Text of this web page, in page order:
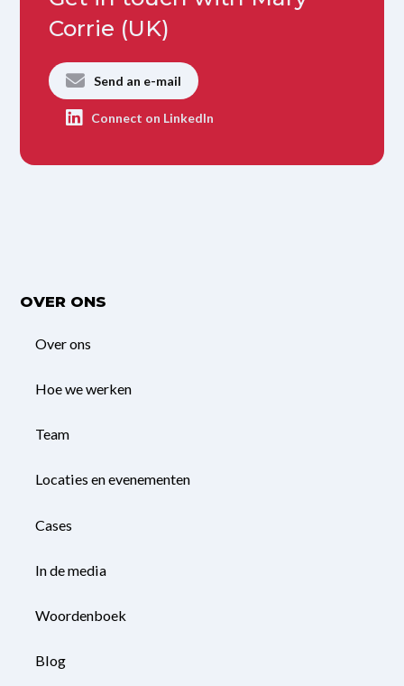
Corrie (UK)
Send an e-mail
Connect on LinkedIn
OVER ONS
Over ons
Hoe we werken
Team
Locaties en evenementen
Cases
In de media
Woordenboek
Blog